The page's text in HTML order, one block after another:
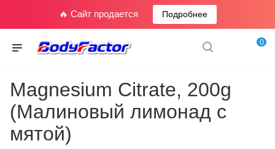
🔥 Сайт продается Подробнее
0
Magnesium Citrate, 200g
(Малиновый лимонад с
мятой)